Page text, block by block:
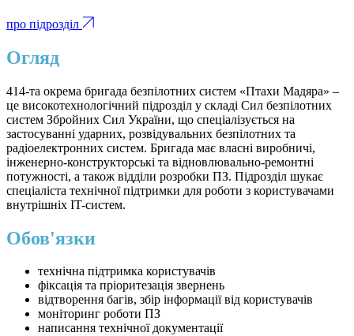
про підрозділ
Огляд
414-та окрема бригада безпілотних систем «Птахи Мадяра» –
це високотехнологічний підрозділ у складі Сил безпілотних
систем Збройних Сил України, що спеціалізується на
застосуванні ударних, розвідувальних безпілотних та
радіоелектронних систем. Бригада має власні виробничі,
інженерно-конструкторські та відновлювально-ремонтні
потужності, а також відділи розробки ПЗ. Підрозділ шукає
спеціаліста технічної підтримки для роботи з користувачами
внутрішніх IT-систем.
Обов'язки
технічна підтримка користувачів
фіксація та пріоритезація звернень
відтворення багів, збір інформації від користувачів
моніторинг роботи ПЗ
написання технічної документації